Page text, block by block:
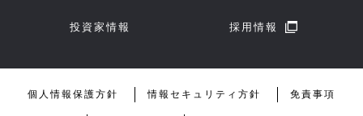
投資家情報 採用情報
個人情報保護方針 情報セキュリティ方針 免責事項